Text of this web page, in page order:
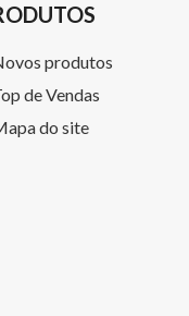
produtos
de Vendas
do site